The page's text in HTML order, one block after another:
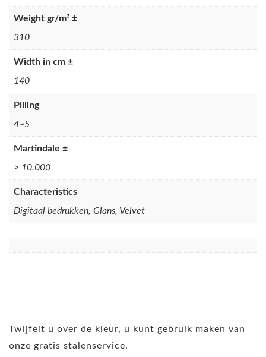
Weight gr/m² ±
310
Width in cm ±
140
Pilling
4~5
Martindale ±
> 10.000
Characteristics
Digitaal bedrukken, Glans, Velvet
Twijfelt u over de kleur, u kunt gebruik maken van
onze gratis stalenservice.